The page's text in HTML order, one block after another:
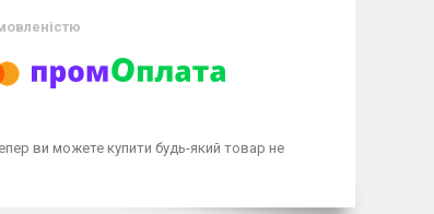
ви можете купити будь-який товар не